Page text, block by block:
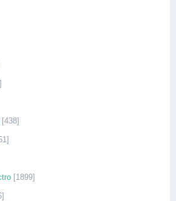
[438]
[1899]